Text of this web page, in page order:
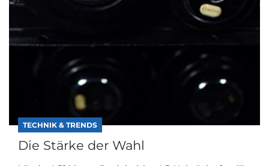
TECHNIK & TRENDS
Die Stärke der Wahl